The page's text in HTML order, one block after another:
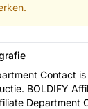
Contact
BOLDIFY
Department